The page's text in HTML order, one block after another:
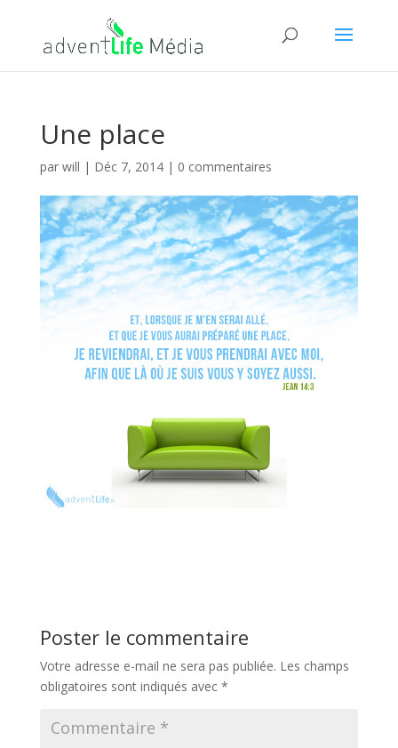
Une place
par will | Déc 7, 2014| 0 commentaires
Poster le commentaire
Votre adresse e-mail ne sera pas publiée. Les champs
obligatoires sont indiqués avec *